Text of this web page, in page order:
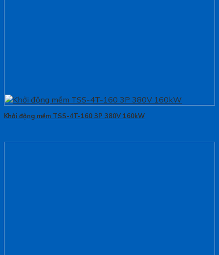
Khởi động mềm TSS-4T-160 3P 380V 160kW